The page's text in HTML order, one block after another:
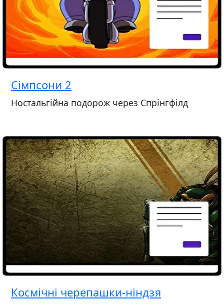
Сімпсони 2
Ностальгійна подорож через Спрінгфілд
Космічні черепашки-ніндзя